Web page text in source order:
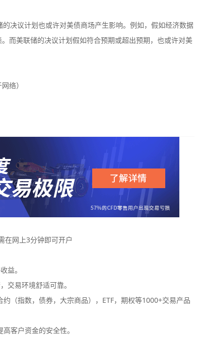
决议计划也或许对美债商场产生影响。例如，假如经济数据
而美联储的决议计划假如符合预期或超出预期，也或许对美
络）
在网上3分钟即可开户
益。
交易环境舒适可靠。
（指数，债券，大宗商品），ETF，期权等1000+交易产品
客户资金的安全性。